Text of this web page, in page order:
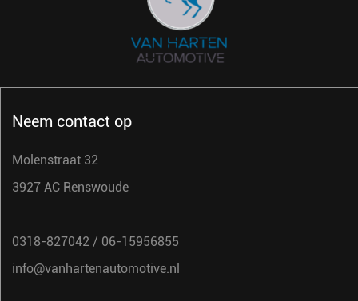
Neem contact op
Molenstraat 32
3927 AC Renswoude
0318-827042 / 06-15956855
info@vanhartenautomotive.nl